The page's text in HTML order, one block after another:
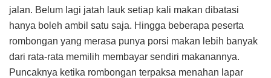
jalan. Belum lagi jatah lauk setiap kali makan dibatasi
hanya boleh ambil satu saja. Hingga beberapa peserta
rombongan yang merasa punya porsi makan lebih banyak
dari rata-rata memilih membayar sendiri makanannya.
Puncaknya ketika rombongan terpaksa menahan lapar